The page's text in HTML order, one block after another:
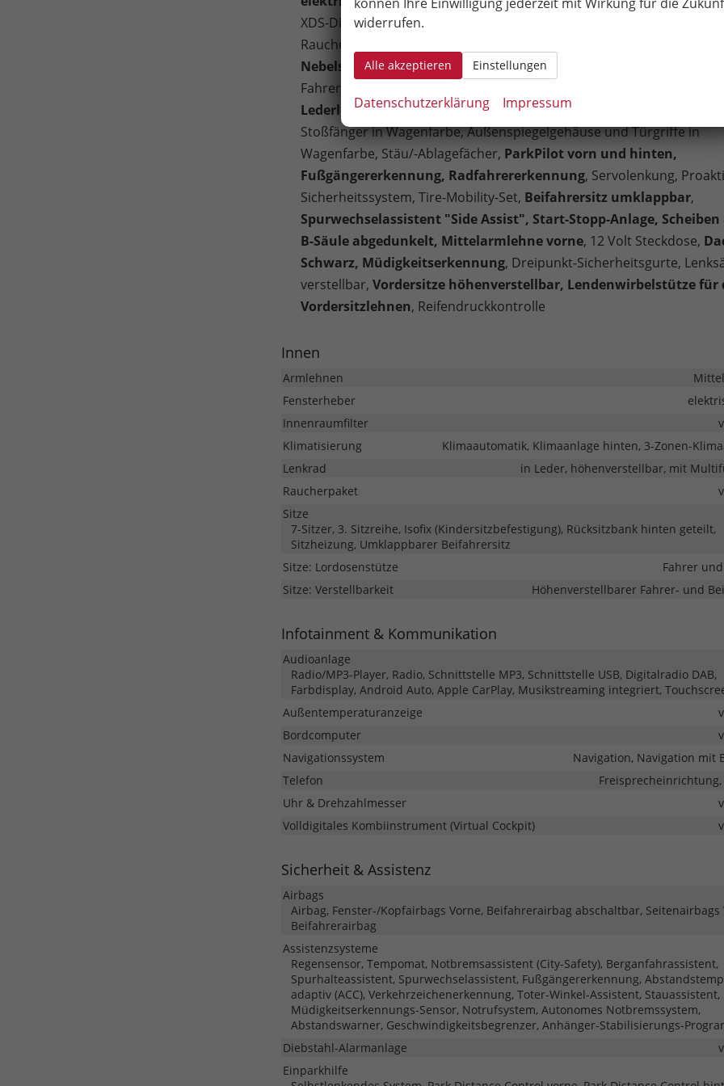
XDS-Differenzialsperre,
Raucherpaket,
Nebelscheinwerfer inkl. Abbiegelicht, Wegfahrsperre, Isofix,
Fahrer, Make-up-Spiegel in den Sonnenblenden,
Lederlenkrad, Schalthebelknauf/-Griff in Leder,
Stoßfänger in Wagenfarbe, Außenspiegelgehäuse und Türgriffe in
Wagenfarbe, Stäu/-Ablagefächer, ParkPilot vorn und hinten,
Fußgängererkennung, Radfahrererkennung, Servolenkung,
Sicherheitssystem, Tire-Mobility-Set, Beifahrersitz umklappbar,
Spurwechselassistent "Side Assist", Start-Stopp-Anlage, Scheiben
B-Säule abgedunkelt, Mittelarmlehne vorne, 12 Volt Steckdose,
Schwarz, Müdigkeitserkennung, Dreipunkt-Sicherheitsgurte,
verstellbar, Vordersitze höhenverstellbar, Lendenwirbelstütze für
Vordersitzlehnen, Reifendruckkontrolle
Innen
Armlehnen
Fensterheber
Innenraumfilter
Klimatisierung
Klimaautomatik, Klimaanlage hinten, 3-Zonen-
Lenkrad
in Leder, höhenverstellbar, mit
Raucherpaket
Sitze
7-Sitzer, 3. Sitzreihe, Isofix (Kindersitzbefestigung), Rücksitzbank hinten geteilt,
Sitzheizung, Umklappbarer Beifahrersitz
Sitze: Lordosenstütze
Fahrer
Sitze: Verstellbarkeit
Höhenverstellbarer Fahrer- und
Infotainment & Kommunikation
Audioanlage
Radio/MP3-Player, Radio, Schnittstelle MP3, Schnittstelle USB, Digitalradio DAB,
Farbdisplay, Android Auto, Apple CarPlay, Musikstreaming integriert,
Außentemperaturanzeige
Bordcomputer
Navigationssystem
Navigation, Navigation mit
Telefon
Uhr & Drehzahlmesser
Volldigitales Kombiinstrument (Virtual Cockpit)
Sicherheit & Assistenz
Airbags
Airbag, Fenster-/Kopfairbags Vorne, Beifahrerairbag abschaltbar, Seitenairbags
Beifahrerairbag
Assistenzsysteme
Regensensor, Tempomat, Notbremsassistent (City-Safety), Berganfahrassistent,
Spurhalteassistent, Spurwechselassistent, Fußgängererkennung,
adaptiv (ACC), Verkehrzeichenerkennung, Toter-Winkel-Assistent, Stauassistent,
Müdigkeitserkennungs-Sensor, Notrufsystem, Autonomes Notbremssystem,
Abstandswarner, Geschwindigkeitsbegrenzer, Anhänger-Stabilisierungs-
Diebstahl-Alarmanlage
Einparkhilfe
widerrufen.
Alle akzeptieren Einstellungen
Datenschutzerklärung Impressum